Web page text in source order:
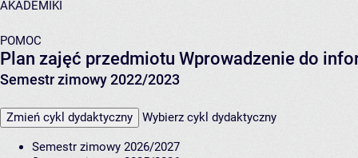
AKADEMIKI
POMOC
Plan zajęć przedmiotu Wprowadzenie do
Semestr zimowy 2022/2023
Zmień cykl dydaktyczny Wybierz cykl dydaktyczny
Semestr zimowy 2026/2027